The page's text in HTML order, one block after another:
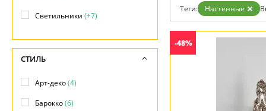
Дизайнерам
Бренды
Теги: Настенные
-48%
Светильники (+7)
СТИЛЬ
Арт-деко(4)
Барокко(6)